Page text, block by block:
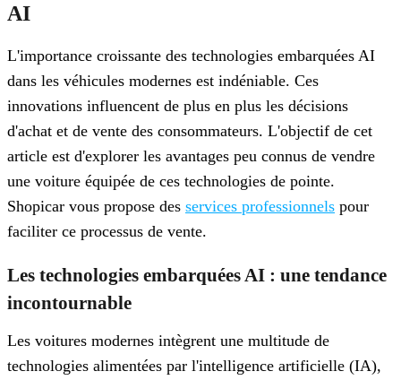
AI
L'importance croissante des technologies embarquées AI
dans les véhicules modernes est indéniable. Ces
innovations influencent de plus en plus les décisions
d'achat et de vente des consommateurs. L'objectif de cet
article est d'explorer les avantages peu connus de vendre
une voiture équipée de ces technologies de pointe.
Shopicar vous propose des services professionnels pour
faciliter ce processus de vente.
Les technologies embarquées AI : une tendance
incontournable
Les voitures modernes intègrent une multitude de
technologies alimentées par l'intelligence artificielle (IA),